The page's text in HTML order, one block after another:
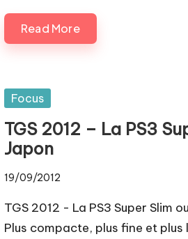
Read More
Posted
Focus
TGS 2012 – La PS3
Japon
19/09/2012
TGS 2012 - La PS3 Super Slim
Plus compacte, plus fine et